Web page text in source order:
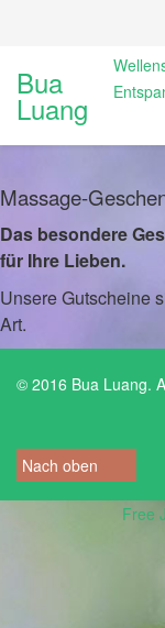
Bua
Luang
Massage-
Das besondere
für Ihre Lieben.
Unsere Gutscheine
Art.
© 2016 Bua Luang.
Nach oben
Free